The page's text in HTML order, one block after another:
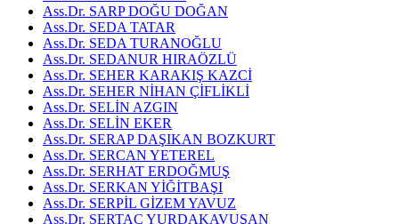
Ass.Dr. SARP DOĞU DOĞAN
Ass.Dr. SEDA TATAR
Ass.Dr. SEDA TURANOĞLU
Ass.Dr. SEDANUR HIRAÖZLÜ
Ass.Dr. SEHER KARAKIŞ KAZCİ
Ass.Dr. SEHER NİHAN ÇİFLİKLİ
Ass.Dr. SELİN AZGIN
Ass.Dr. SELİN EKER
Ass.Dr. SERAP DAŞIKAN BOZKURT
Ass.Dr. SERCAN YETEREL
Ass.Dr. SERHAT ERDOĞMUŞ
Ass.Dr. SERKAN YİĞİTBAŞI
Ass.Dr. SERPİL GİZEM YAVUZ
Ass.Dr. SERTAÇ YURDAKAVUŞAN